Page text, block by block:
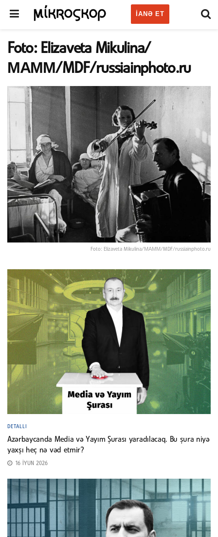
IANƏ ET
Foto: Elizaveta Mikulina/
МАММ/MDF/russiainphoto.ru
Foto: Elizaveta Mikulina/МАММ/MDF/russiainphoto.ru
DETALLI
Azərbaycanda Media və Yayım Şurası yaradılacaq. Bu şura niyə
yaxşı heç nə vəd etmir?
16 İYUN 2026